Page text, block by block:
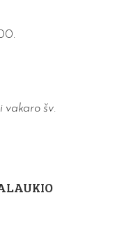
vakaro šv.